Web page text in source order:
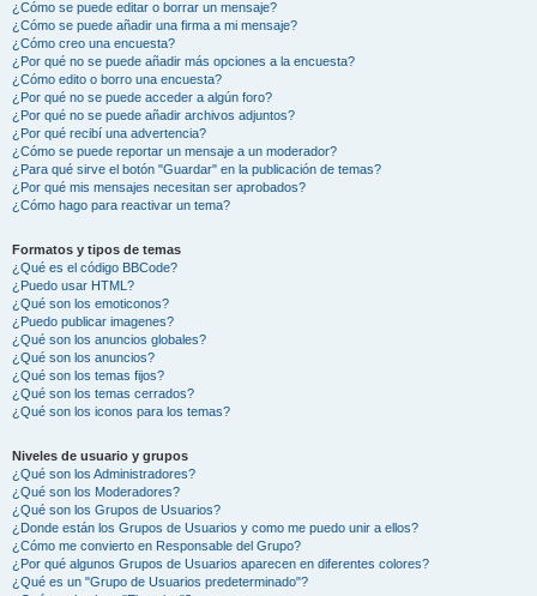
¿Cómo se puede editar o borrar un mensaje?
¿Cómo se puede añadir una firma a mi mensaje?
¿Cómo creo una encuesta?
¿Por qué no se puede añadir más opciones a la encuesta?
¿Cómo edito o borro una encuesta?
¿Por qué no se puede acceder a algún foro?
¿Por qué no se puede añadir archivos adjuntos?
¿Por qué recibí una advertencia?
¿Cómo se puede reportar un mensaje a un moderador?
¿Para qué sirve el botón "Guardar" en la publicación de temas?
¿Por qué mis mensajes necesitan ser aprobados?
¿Cómo hago para reactivar un tema?
Formatos y tipos de temas
¿Qué es el código BBCode?
¿Puedo usar HTML?
¿Qué son los emoticonos?
¿Puedo publicar imagenes?
¿Qué son los anuncios globales?
¿Qué son los anuncios?
¿Qué son los temas fijos?
¿Qué son los temas cerrados?
¿Qué son los iconos para los temas?
Niveles de usuario y grupos
¿Qué son los Administradores?
¿Qué son los Moderadores?
¿Qué son los Grupos de Usuarios?
¿Donde están los Grupos de Usuarios y como me puedo unir a ellos?
¿Cómo me convierto en Responsable del Grupo?
¿Por qué algunos Grupos de Usuarios aparecen en diferentes colores?
¿Qué es un "Grupo de Usuarios predeterminado"?